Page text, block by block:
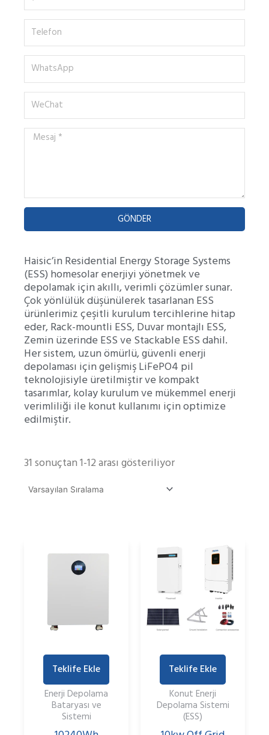
Telefon
WhatsApp
WeChat
Mesaj
GÖNDER
Haisic’in Residential Energy Storage Systems
(ESS) homesolar enerjiyi yönetmek ve
depolamak için akıllı, verimli çözümler sunar.
Çok yönlülük düşünülerek tasarlanan ESS
ürünlerimiz çeşitli kurulum tercihlerine hitap
eder, Rack-mountli ESS, Duvar montajlı ESS,
Zemin üzerinde ESS ve Stackable ESS dahil.
Her sistem, uzun ömürlü, güvenli enerji
depolaması için gelişmiş LiFePO4 pil
teknolojisiyle üretilmiştir ve kompakt
tasarımlar, kolay kurulum ve mükemmel enerji
verimliliği ile konut kullanımı için optimize
edilmiştir.
31 sonuçtan 1-12 arası gösteriliyor
Teklife Ekle
Enerji Depolama
Bataryası ve
Sistemi
Teklife Ekle
Konut Enerji
Depolama Sistemi
(ESS)